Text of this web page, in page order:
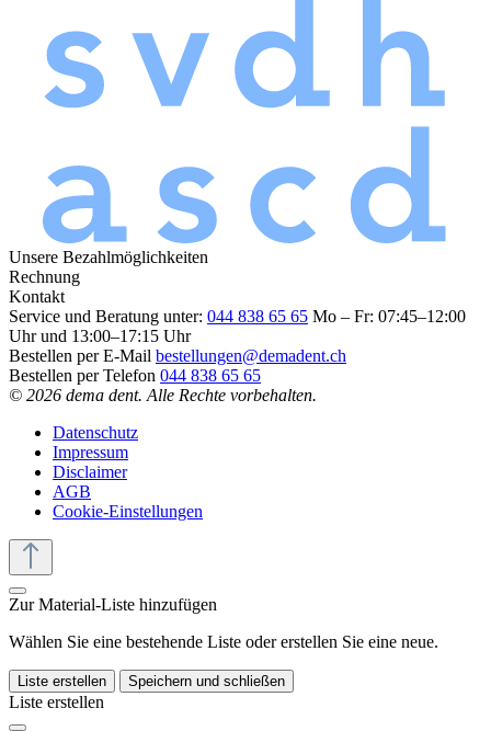
Unsere Bezahlmöglichkeiten
Rechnung
Kontakt
Service und Beratung unter: 044 838 65 65 Mo – Fr: 07:45–12:00
Uhr und 13:00–17:15 Uhr
Bestellen per E-Mail bestellungen@demadent.ch
Bestellen per Telefon 044 838 65 65
© 2026 dema dent. Alle Rechte vorbehalten.
Datenschutz
Impressum
Disclaimer
AGB
Cookie-Einstellungen
Zur Material-Liste hinzufügen
Wählen Sie eine bestehende Liste oder erstellen Sie eine neue.
Liste erstellen Speichern und schließen
Liste erstellen